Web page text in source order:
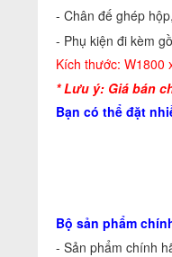
- Chân đế ghép
- Phụ kiện đi kèm
Kích thước: W1800
* Lưu ý: Giá bán
Bạn có thể đặt
Bộ sản phẩm
- Sản phẩm chính